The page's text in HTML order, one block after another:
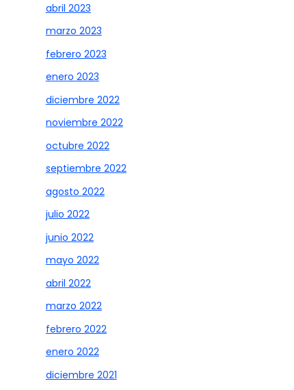
abril 2023
marzo 2023
febrero 2023
enero 2023
diciembre 2022
noviembre 2022
octubre 2022
septiembre 2022
agosto 2022
julio 2022
junio 2022
mayo 2022
abril 2022
marzo 2022
febrero 2022
enero 2022
diciembre 2021